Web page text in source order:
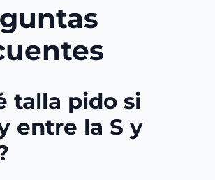
talla pido si
entre la S y